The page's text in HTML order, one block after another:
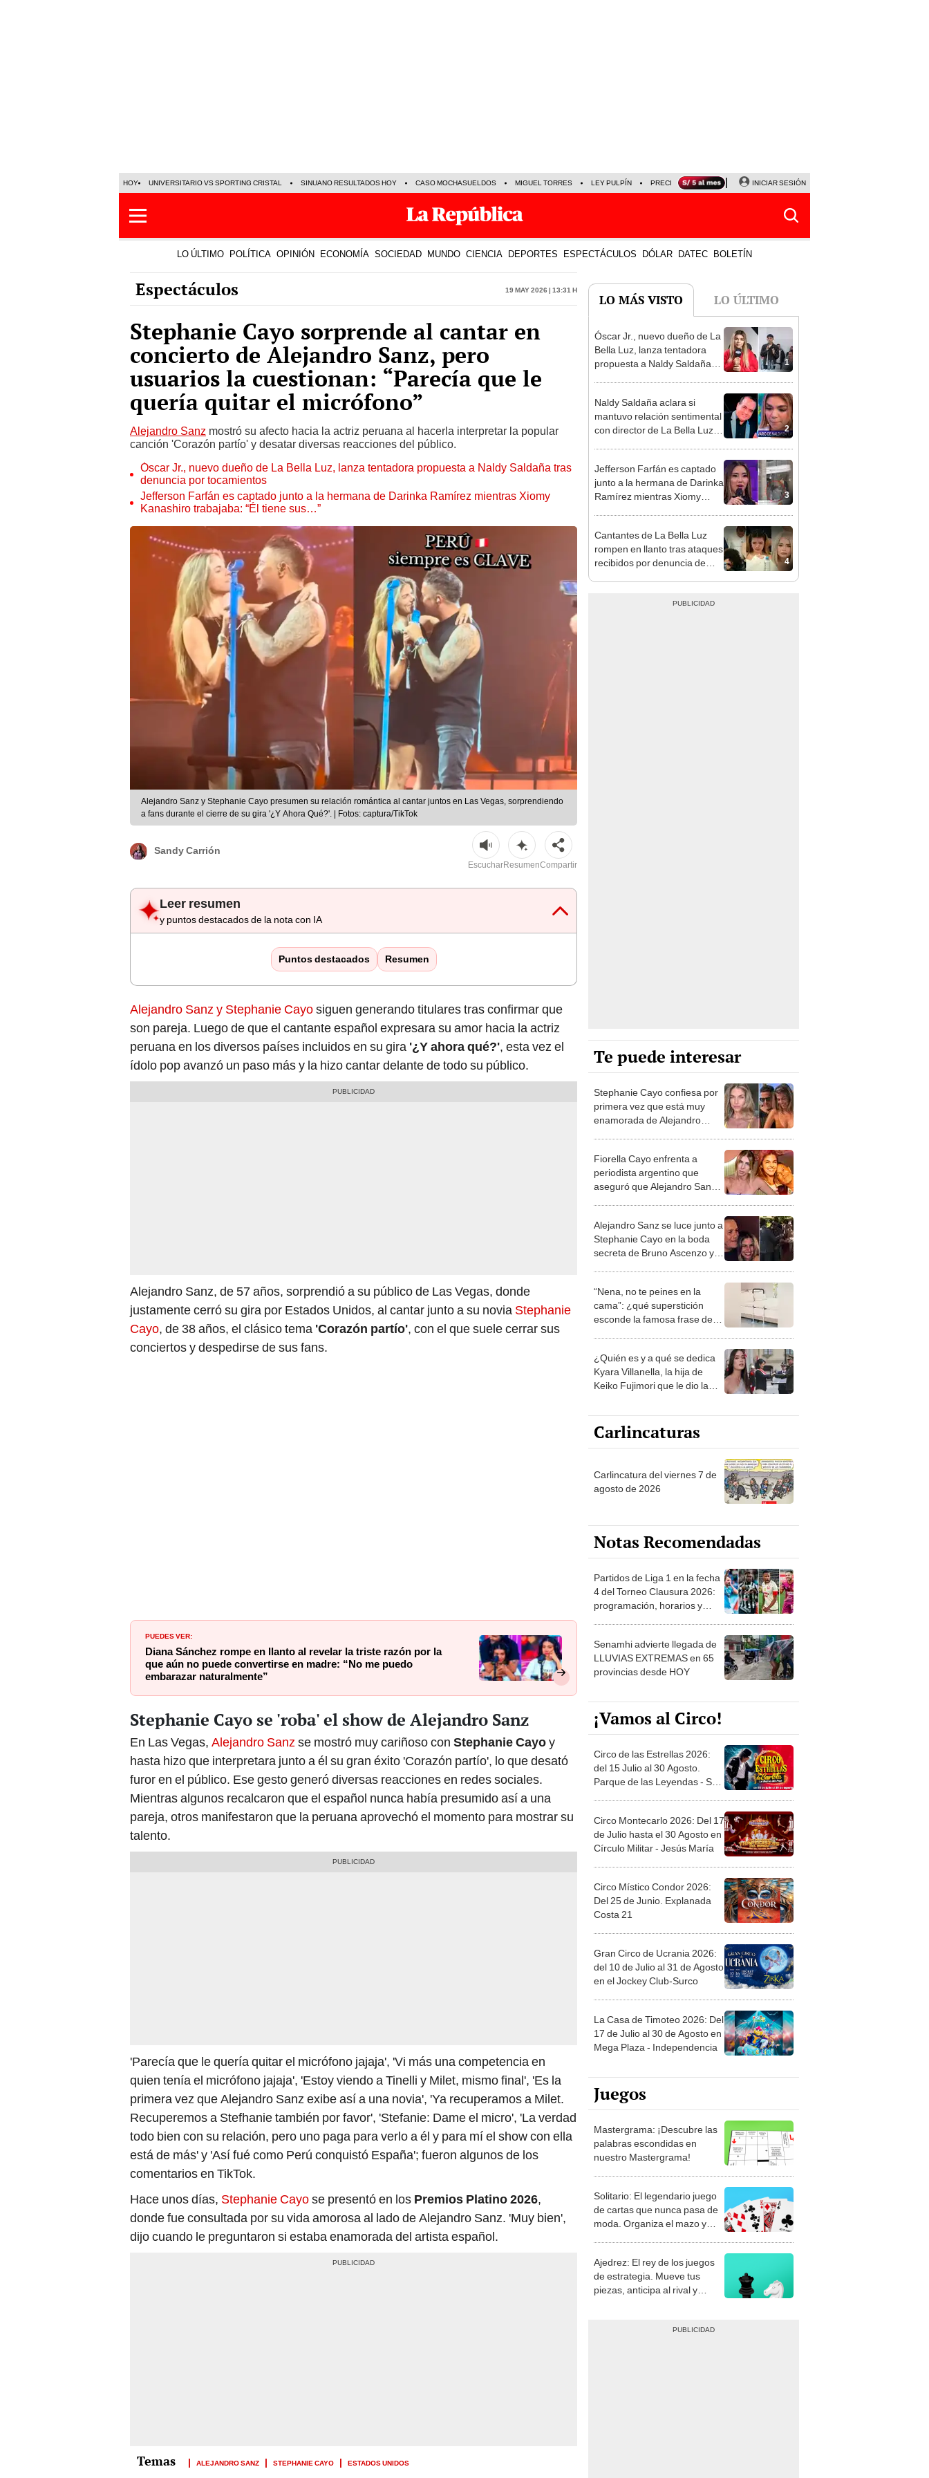
HOY UNIVERSITARIO VS SPORTING CRISTAL SINUANO RESULTADOS HOY CASO MOCHASUELDOS MIGUEL TORRES LEY PULPÍN PRECIO DEL DÓLAR CORTE DE LUZ VIERNES 7 DE AGOSTO
INICIAR SESIÓN
LO ÚLTIMO POLÍTICA OPINIÓN ECONOMÍA SOCIEDAD MUNDO CIENCIA DEPORTES ESPECTÁCULOS DÓLAR DATEC BOLETÍN
Espectáculos 19 May 2026 | 13:31 h
Stephanie Cayo sorprende al cantar en
concierto de Alejandro Sanz, pero
usuarios la cuestionan: “Parecía que le
quería quitar el micrófono”
Alejandro Sanz mostró su afecto hacia la actriz peruana al hacerla interpretar la popular
canción 'Corazón partío' y desatar diversas reacciones del público.
Óscar Jr., nuevo dueño de La Bella Luz, lanza tentadora propuesta a Naldy Saldaña tras
denuncia por tocamientos
Jefferson Farfán es captado junto a la hermana de Darinka Ramírez mientras Xiomy
Kanashiro trabajaba: “Él tiene sus…”
Alejandro Sanz y Stephanie Cayo presumen su relación romántica al cantar juntos en Las Vegas, sorprendiendo
a fans durante el cierre de su gira '¿Y Ahora Qué?'. | Fotos: captura/TikTok
Sandy Carrión
EscucharResumenCompartir
Leer resumen
y puntos destacados de la nota con IA
Puntos destacados Resumen
Alejandro Sanz y Stephanie Cayosiguen generando titulares tras confirmar que
son pareja. Luego de que el cantante español expresara su amor hacia la actriz
peruana en los diversos países incluidos en su gira '¿Y ahora qué?', esta vez el
ídolo pop avanzó un paso más y la hizo cantar delante de todo su público.
Alejandro Sanz, de 57 años, sorprendió a su público de Las Vegas, donde
justamente cerró su gira por Estados Unidos, al cantar junto a su novia Stephanie
Cayo, de 38 años, el clásico tema 'Corazón partío', con el que suele cerrar sus
conciertos y despedirse de sus fans.
PUEDES VER:
Diana Sánchez rompe en llanto al revelar la triste razón por la
que aún no puede convertirse en madre: “No me puedo
embarazar naturalmente”
Stephanie Cayo se 'roba' el show de Alejandro Sanz
En Las Vegas, Alejandro Sanz se mostró muy cariñoso con Stephanie Cayoy
hasta hizo que interpretara junto a él su gran éxito 'Corazón partío', lo que desató
furor en el público. Ese gesto generó diversas reacciones en redes sociales.
Mientras algunos recalcaron que el español nunca había presumido así a una
pareja, otros manifestaron que la peruana aprovechó el momento para mostrar su
talento.
'Parecía que le quería quitar el micrófono jajaja', 'Vi más una competencia en
quien tenía el micrófono jajaja', 'Estoy viendo a Tinelli y Milet, mismo final', 'Es la
primera vez que Alejandro Sanz exibe así a una novia', 'Ya recuperamos a Milet.
Recuperemos a Stefhanie también por favor', 'Stefanie: Dame el micro', 'La verdad
todo bien con su relación, pero uno paga para verlo a él y para mí el show con ella
está de más' y 'Así fué como Perú conquistó España'; fueron algunos de los
comentarios en TikTok.
Hace unos días, Stephanie Cayose presentó en los Premios Platino 2026,
donde fue consultada por su vida amorosa al lado de Alejandro Sanz. 'Muy bien',
dijo cuando le preguntaron si estaba enamorada del artista español.
ALEJANDRO SANZ STEPHANIE CAYO ESTADOS UNIDOS
LO MÁS VISTO LO ÚLTIMO
1
Óscar Jr., nuevo dueño de La
Bella Luz, lanza tentadora
propuesta a Naldy Saldaña
tipo de ley”
2
Naldy Saldaña aclara si
mantuvo relación sentimental
con director de La Bella Luz
bajo”
3
Jefferson Farfán es captado
junto a la hermana de Darinka
Ramírez mientras Xiomy
4
Cantantes de La Bella Luz
rompen en llanto tras ataques
recibidos por denuncia de
Te puede interesar
Stephanie Cayo confiesa por
primera vez que está muy
enamorada de Alejandro
Fiorella Cayo enfrenta a
periodista argentino que
aseguró que Alejandro Sanz
Alejandro Sanz se luce junto a
Stephanie Cayo en la boda
secreta de Bruno Ascenzo y
“Nena, no te peines en la
cama”: ¿qué superstición
esconde la famosa frase de
¿Quién es y a qué se dedica
Kyara Villanella, la hija de
Keiko Fujimori que le dio la
Carlincaturas
Carlincatura del viernes 7 de
agosto de 2026
Notas Recomendadas
Partidos de Liga 1 en la fecha
4 del Torneo Clausura 2026:
programación, horarios y
Senamhi advierte llegada de
LLUVIAS EXTREMAS en 65
provincias desde HOY
¡Vamos al Circo!
Circo de las Estrellas 2026:
del 15 Julio al 30 Agosto.
Parque de las Leyendas - San
Circo Montecarlo 2026: Del 17
de Julio hasta el 30 Agosto en
Círculo Militar - Jesús María
Circo Místico Condor 2026:
Del 25 de Junio. Explanada
Costa 21
Gran Circo de Ucrania 2026:
del 10 de Julio al 31 de Agosto
en el Jockey Club-Surco
La Casa de Timoteo 2026: Del
17 de Julio al 30 de Agosto en
Mega Plaza - Independencia
Juegos
Mastergrama: ¡Descubre las
palabras escondidas en
nuestro Mastergrama!
Solitario: El legendario juego
de cartas que nunca pasa de
moda. Organiza el mazo y
Ajedrez: El rey de los juegos
de estrategia. Mueve tus
piezas, anticipa al rival y